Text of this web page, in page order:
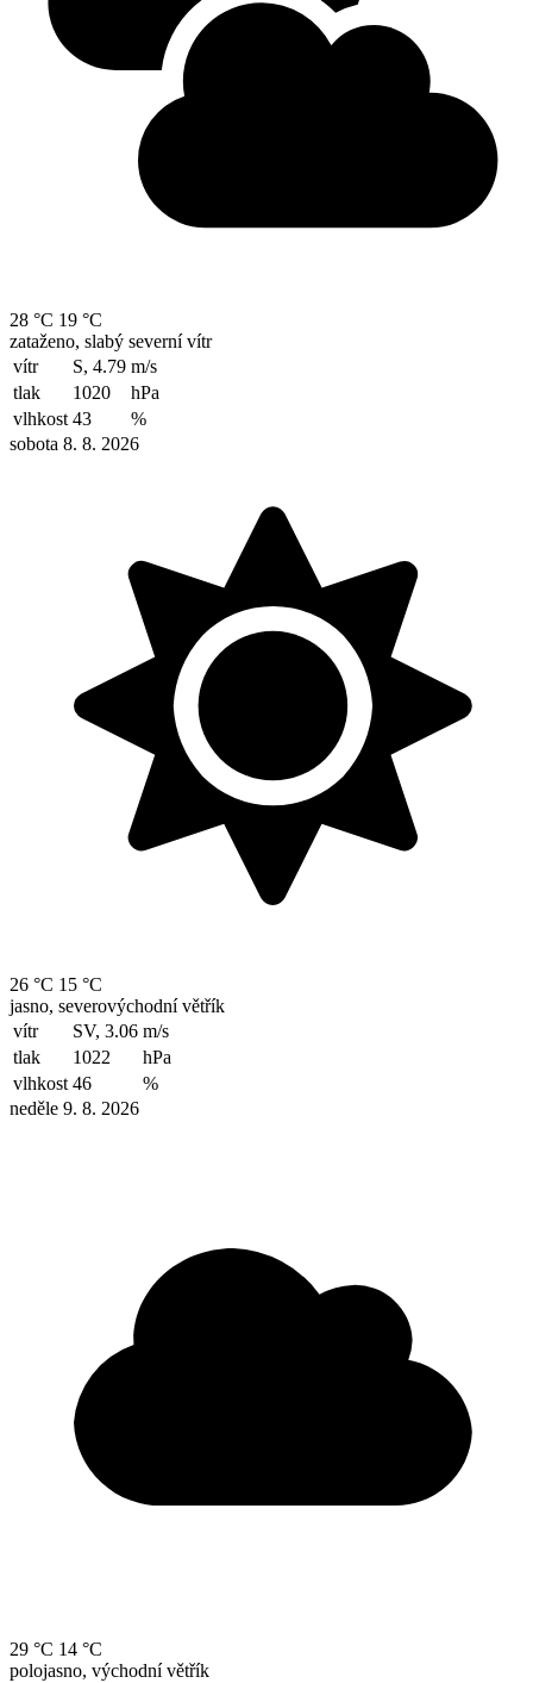
28 °C 19 °C
zataženo, slabý severní vítr
vítr
S, 4.79 m/s
tlak
1020
hPa
vlhkost 43
%
sobota 8. 8. 2026
26 °C 15 °C
jasno, severovýchodní větřík
vítr
SV, 3.06 m/s
tlak
1022
hPa
vlhkost 46
%
neděle 9. 8. 2026
29 °C 14 °C
polojasno, východní větřík